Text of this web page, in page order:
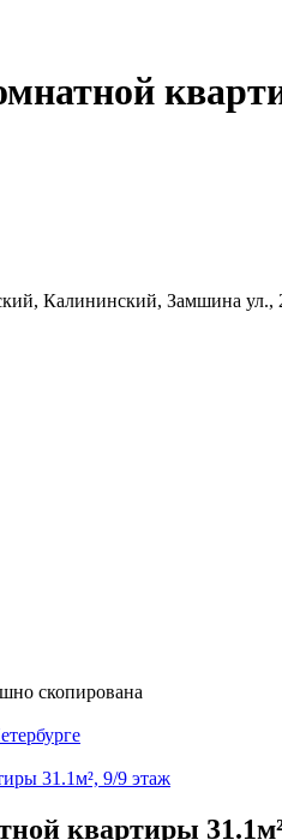
Калининский, Замшина ул.,
скопирована
31.1м², 9/9 этаж
квартиры